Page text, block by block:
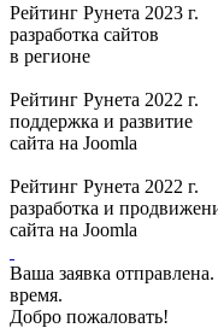
Рейтинг Рунета 2023 г.
разработка сайтов
в регионе
Рейтинг Рунета 2022 г.
поддержка и развитие
сайта на Joomla
Рейтинг Рунета 2022 г.
разработка и
сайта на Joomla
Ваша заявка
время.
Добро пожаловать!